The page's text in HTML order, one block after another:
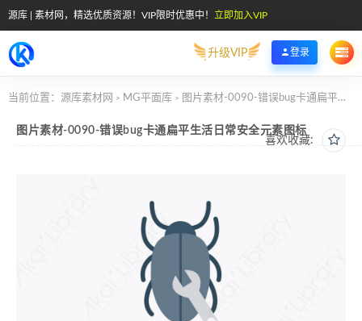
源库 | 素材网，精选优质资源！VIP限时优惠中！ 立即加入VIP
升级VIP 登录
当前位置： 源库素材网 > MG平面库 > 图片素材-0090-错误bug卡通扁平生活日常安全元素图标
喜欢收藏:
图片素材-0090-错误bug卡通扁平生活日常安全元素图标